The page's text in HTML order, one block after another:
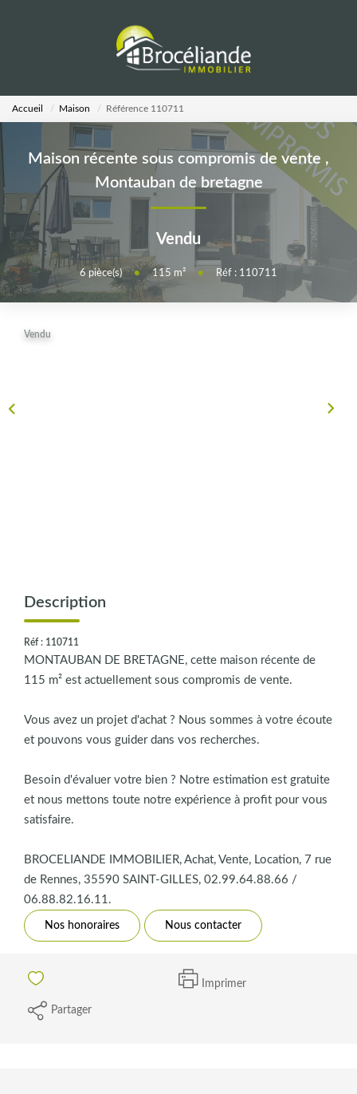
LOCATIONS
ESTIMATION
Notre Équipe
Accueil Maison Référence 110711
Maison récente sous compromis de vente ,
Montauban de bretagne
Vendu
6 pièce(s) • 115 m² • Réf : 110711
Vendu
Description
Réf : 110711
MONTAUBAN DE BRETAGNE, cette maison récente de
115 m² est actuellement sous compromis de vente.
Vous avez un projet d'achat ? Nous sommes à votre écoute
et pouvons vous guider dans vos recherches.
Besoin d'évaluer votre bien ? Notre estimation est gratuite
et nous mettons toute notre expérience à profit pour vous
satisfaire.
BROCELIANDE IMMOBILIER, Achat, Vente, Location, 7 rue
de Rennes, 35590 SAINT-GILLES, 02.99.64.88.66 /
06.88.82.16.11.
Nos honoraires Nous contacter
Imprimer
Partager